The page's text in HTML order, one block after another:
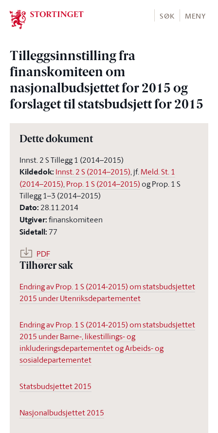
Stortinget.no
SØK MENY
Tilleggsinnstilling fra
finanskomiteen om
nasjonalbudsjettet for 2015 og
forslaget til statsbudsjett for 2015
Dette dokument
Innst. 2 S Tillegg 1 (2014–2015)
Kildedok: Innst. 2 S (2014–2015), jf.Meld. St. 1
(2014–2015),Prop. 1 S (2014–2015) og Prop. 1 S
Tillegg 1–3 (2014–2015)
Dato: 28.11.2014
Utgiver:finanskomiteen
Sidetall:77
PDF
Tilhører sak
Endring av Prop. 1 S (2014-2015) om statsbudsjettet
2015 under Utenriksdepartementet
Endring av Prop. 1 S (2014-2015) om statsbudsjettet
2015 under Barne-, likestillings- og
inkluderingsdepartementet og Arbeids- og
sosialdepartementet
Statsbudsjettet 2015
Nasjonalbudsjettet 2015